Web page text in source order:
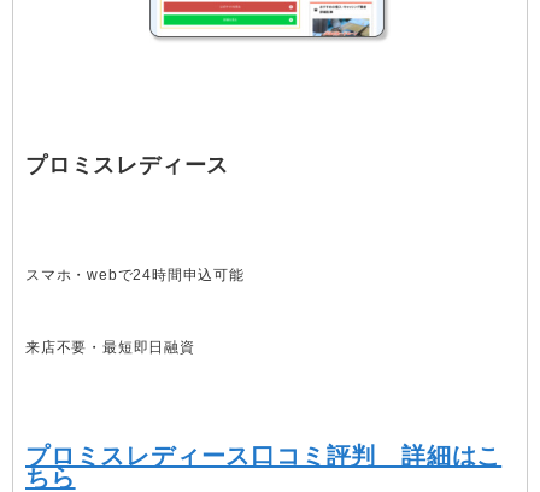
プロミスレディース
スマホ・webで24時間申込可能
来店不要・最短即日融資
プロミスレディース口コミ評判 詳細はこ
ちら